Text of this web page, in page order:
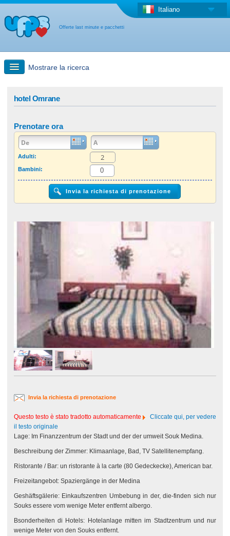
Offerte last minute e pacchetti
Italiano
Mostrare la ricerca
Offerta last minute + Offerta forfettaria
Altro paese
hotel Omrane
Prenotare ora
Adulti:
Bambini:
Invia la richiesta di prenotazione
Questo testo è stato tradotto automaticamente
Cliccate qui, per vedere
il testo originale
Lage: Im Finanzzentrum der Stadt und der der umweit Souk Medina.
Beschreibung der Zimmer: Klimaanlage, Bad, TV Satellitenempfang.
Ristorante / Bar: un ristorante à la carte (80 Gedeckecke), American bar.
Freizeitangebot: Spaziergänge in der Medina
Geshäftsgälerie: Einkaufszentren Umbebung in der, die-finden sich nur
Souks essere vom wenige Meter entfernt albergo.
Bsonderheiten di Hotels: Hotelanlage mitten im Stadtzentrum und nur
wenige Meter von den Souks entfernt.